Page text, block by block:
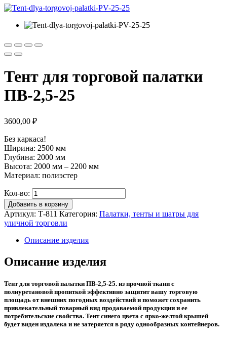
Тент для торговой палатки
ПВ-2,5-25
3600,00 ₽
Без каркаса!
Ширина: 2500 мм
Глубина: 2000 мм
Высота: 2000 мм – 2200 мм
Материал: полиэстер
Кол-во:
Добавить в корзину
Артикул: Т-811 Категория: Палатки, тенты и шатры для
уличной торговли
Описание изделия
Описание изделия
Тент для торговой палатки ПВ-2,5-25. из прочной ткани с
полиуретановой пропиткой эффективно защитит вашу торговую
площадь от внешних погодных воздействий и поможет сохранить
привлекательный товарный вид продаваемой продукции и ее
потребительские свойства. Тент синего цвета с ярко-желтой крышей
будет виден издалека и не затеряется в ряду однообразных контейнеров.